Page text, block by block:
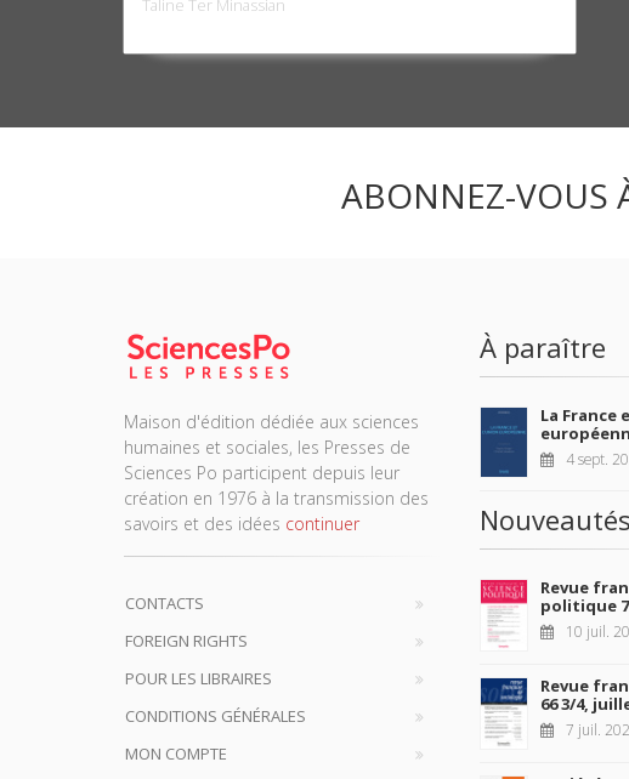
Taline Ter Minassian
ABONNEZ-VOUS
Maison d'édition dédiée aux sciences
humaines et sociales, les Presses de
Sciences Po participent depuis leur
création en 1976 à la transmission des
savoirs et des idées continuer
CONTACTS
FOREIGN RIGHTS
POUR LES LIBRAIRES
CONDITIONS GÉNÉRALES
MON COMPTE
À paraître
La France
4 sept.
Nouveautés
Revue
politique
10 juil.
Revue
66 3/4,
7 juil.